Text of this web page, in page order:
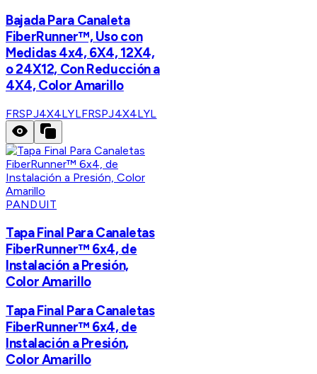
Bajada Para Canaleta
FiberRunner™, Uso con
Medidas 4x4, 6X4, 12X4,
o 24X12, Con Reducción a
4X4, Color Amarillo
FRSPJ4X4LYLFRSPJ4X4LYL
PANDUIT
Tapa Final Para Canaletas
FiberRunner™ 6x4, de
Instalación a Presión,
Color Amarillo
Tapa Final Para Canaletas
FiberRunner™ 6x4, de
Instalación a Presión,
Color Amarillo